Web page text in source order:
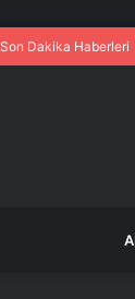
Son Dakika Haberleri